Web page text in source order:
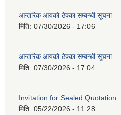
आन्तरिक आयको ठेक्का सम्बन्धी सूचना
मिति: 07/30/2026 - 17:06
आन्तरिक आयको ठेक्का सम्बन्धी सूचना
मिति: 07/30/2026 - 17:04
Invitation for Sealed Quotation
मिति: 05/22/2026 - 11:28